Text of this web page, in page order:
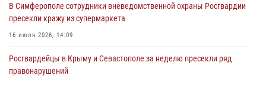
В Симферополе сотрудники вневедомственной охраны Росгвардии
пресекли кражу из супермаркета
16 июля 2026, 14:09
Росгвардейцы в Крыму и Севастополе за неделю пресекли ряд
правонарушений